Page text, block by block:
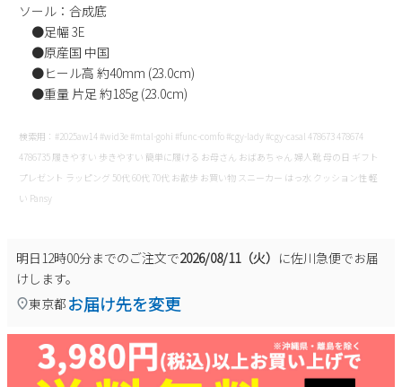
ソール：合成底
●足幅 3E
●原産国 中国
●ヒール高 約40mm (23.0cm)
●重量 片足 約185g (23.0cm)
検索用：#2025aw14 #wid3e #mtal-gohi #func-comfo #cgy-lady #cgy-casal 478673 478674
4786735 履きやすい 歩きやすい 簡単に履ける お母さん おばあちゃん 婦人靴 母の日 ギフト
プレゼント ラッピング 50代 60代 70代 お散歩 お買い物 スニーカー はっ水 クッション性 軽
い Pansy
明日12時00分までのご注文で2026/08/11（火） に佐川急便でお届
けします。
東京都 お届け先を変更